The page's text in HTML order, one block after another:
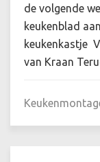
de volgende
keukenblad
keukenkastje
van Kraan